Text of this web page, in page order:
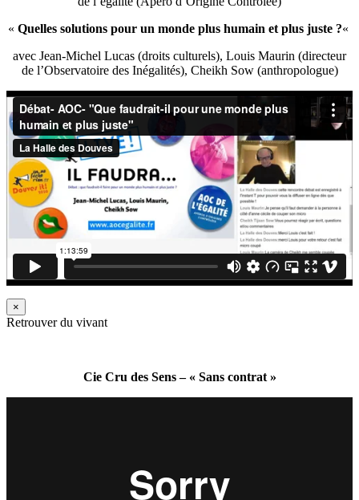
« Quelles solutions pour un monde plus humain et plus juste ?«
avec Jean-Michel Lucas (droits culturels), Louis Maurin (directeur
de l’Observatoire des Inégalités), Cheikh Sow (anthropologue)
×
Retrouver du vivant
Cie Cru des Sens – « Sans contrat »